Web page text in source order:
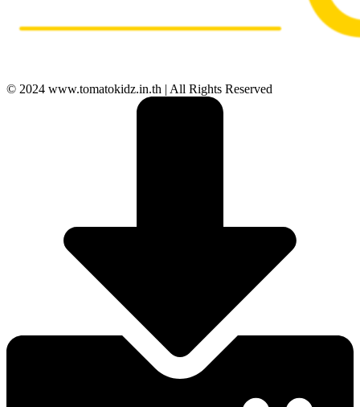
© 2024 www.tomatokidz.in.th | All Rights Reserved